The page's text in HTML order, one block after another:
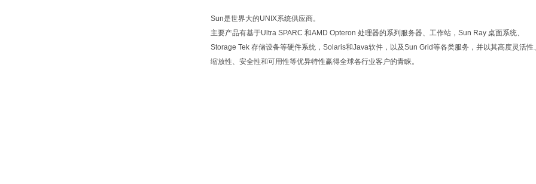
Sun是世界大的UNIX系统供应商。
主要产品有基于Ultra SPARC 和AMD Opteron 处理器的系列服务器、工作站，Sun Ray 桌面系统、
Storage Tek 存储设备等硬件系统，Solaris和Java软件，以及Sun Grid等各类服务，并以其高度灵活性
缩放性、安全性和可用性等优异特性赢得全球各行业客户的青睐。